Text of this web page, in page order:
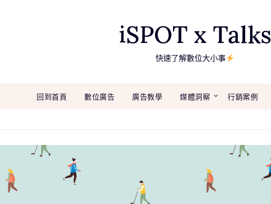
iSPOT x Talks
快速了解數位大小事
回到首頁 數位廣告 廣告教學 媒體洞察 行銷案例